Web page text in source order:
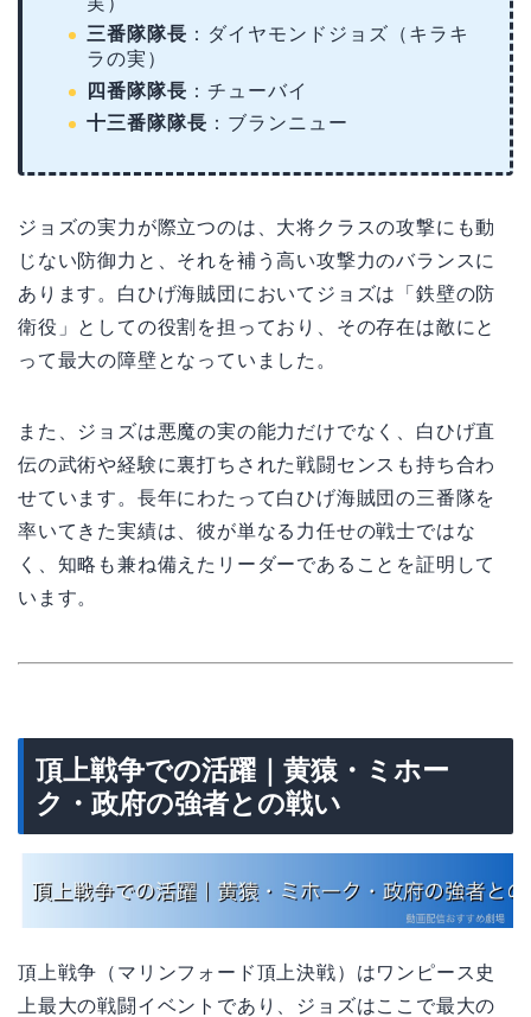
三番隊隊長 ：ダイヤモンドジョズ（キラキ
ラの実）
四番隊隊長 ：チューバイ
十三番隊隊長 ：ブランニュー
ジョズの実力が際立つのは、大将クラスの攻撃にも動
じない防御力と、それを補う高い攻撃力のバランスに
あります。白ひげ海賊団においてジョズは「鉄壁の防
衛役」としての役割を担っており、その存在は敵にと
って最大の障壁となっていました。
また、ジョズは悪魔の実の能力だけでなく、白ひげ直
伝の武術や経験に裏打ちされた戦闘センスも持ち合わ
せています。長年にわたって白ひげ海賊団の三番隊を
率いてきた実績は、彼が単なる力任せの戦士ではな
く、知略も兼ね備えたリーダーであることを証明して
います。
頂上戦争での活躍｜黄猿・ミホー
ク・政府の強者との戦い
頂上戦争（マリンフォード頂上決戦）はワンピース史
上最大の戦闘イベントであり、ジョズはここで最大の